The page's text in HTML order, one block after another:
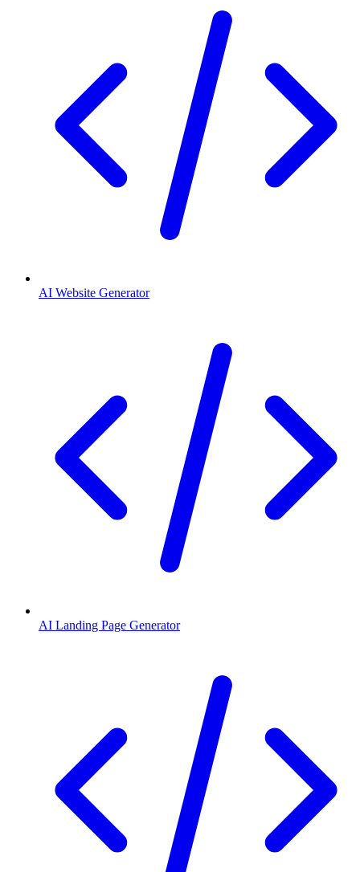
AI Website Generator
AI Landing Page Generator